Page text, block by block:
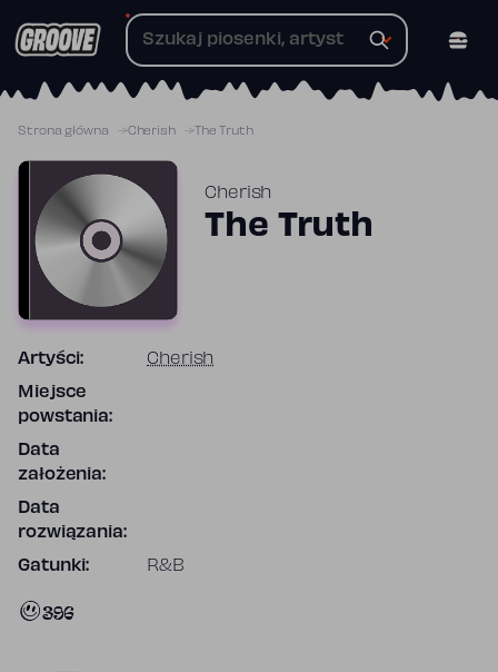
do
Strona główna Cherish The Truth
Cherish
The Truth
Artyści: Cherish
Miejsce
powstania:
Data
założenia:
Data
rozwiązania:
Gatunki: R&B
396